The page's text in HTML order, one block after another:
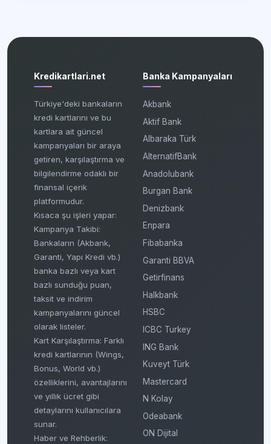
Kredikartlari.net
Türkiye'deki bankaların
kredi kartlarını ve bu
kartlara ait güncel
kampanyaları bir araya
getiren, karşılaştırma ve
bilgilendirme odaklı bir
finansal içerik
platformudur.
Kısaca şu işleri yapar:
Kampanya Takibi:
Bankaların (Akbank,
Garanti, Yapı Kredi vb.)
banka bazlı veya kart
bazlı sunduğu puan,
taksit ve indirim
kampanyalarını güncel
olarak listeler.
Kart Karşılaştırma: Farklı
kredi kartlarının (Wings,
Bonus, World vb.)
özelliklerini, avantajlarını
ve yıllık ücret gibi
detaylarını kullanıcılara
sunar.
Haber ve Rehberlik:
Banka Kampanyaları
Akbank
Aktif Bank
Albaraka Türk
AlternatifBank
Anadolubank
Burgan Bank
Denizbank
Enpara
Fibabanka
Garanti BBVA
Getirfinans
Halkbank
HSBC
ICBC Turkey
ING Bank
Kuveyt Türk
Mastercard
N Kolay
Odeabank
ON Dijital